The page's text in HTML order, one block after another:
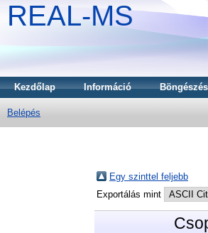
REAL-MS
Kezdőlap Információ
Belépés
Egy szinttel feljebb
Exportálás mint